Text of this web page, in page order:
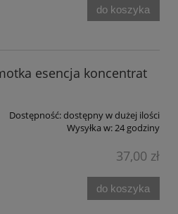
do koszyka
esencja koncentrat
Dostępność:dostępny w dużej ilości
Wysyłka w:24 godziny
37,00 zł
do koszyka